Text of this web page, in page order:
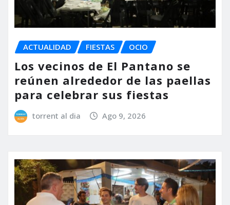
ACTUALIDAD FIESTAS OCIO
Los vecinos de El Pantano se
reúnen alrededor de las paellas
para celebrar sus fiestas
torrent al dia Ago 9, 2026